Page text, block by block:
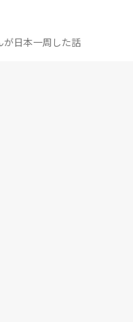
が日本一周した話